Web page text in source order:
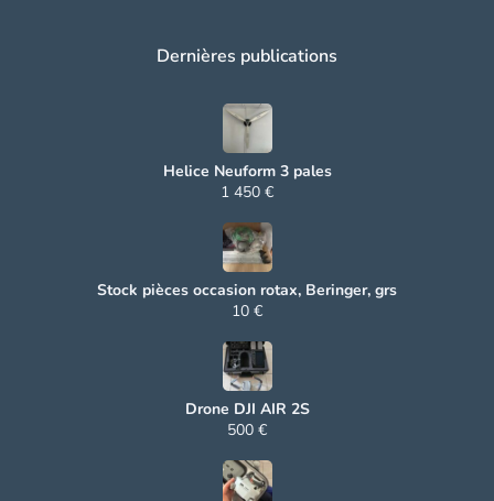
Dernières publications
Helice Neuform 3 pales
1 450 €
Stock pièces occasion rotax, Beringer, grs
10 €
Drone DJI AIR 2S
500 €